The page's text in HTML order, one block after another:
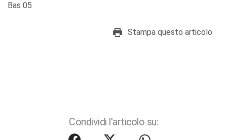
Bas 05
Stampa questo articolo
Condividi l'articolo su: